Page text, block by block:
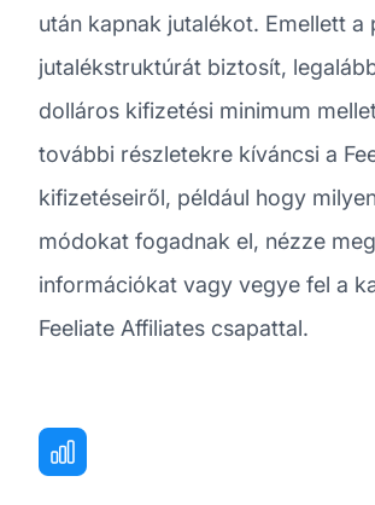
után kapnak jutalékot. Emellett a
jutalékstruktúrát biztosít,
dolláros kifizetési minimum
további részletekre kíváncsi a
kifizetéseiről, például hogy
módokat fogadnak el, nézze
információkat vagy vegye fel a
Feeliate Affiliates csapattal.